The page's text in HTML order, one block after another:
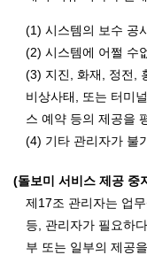
(1) 시스템의 보수 공
(2) 시스템에 어쩔 수
(3) 지진, 화재, 정전,
비상사태, 또는 터미
스 예약 등의 제공을
(4) 기타 관리자가 불
(돌보미 서비스 제공 중
제17조 관리자는 업
등, 관리자가 필요하
부 또는 일부의 제공